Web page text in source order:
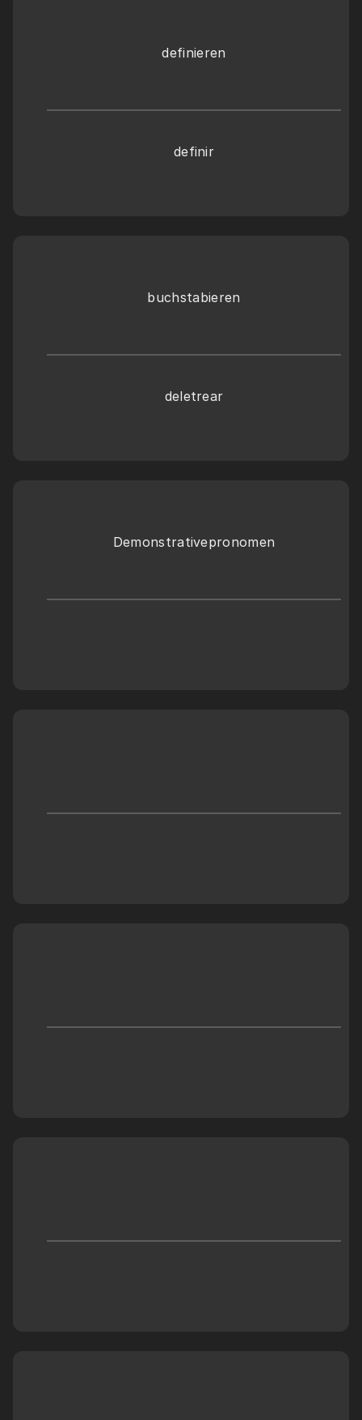
definieren
definir
buchstabieren
deletrear
Demonstrativepronomen